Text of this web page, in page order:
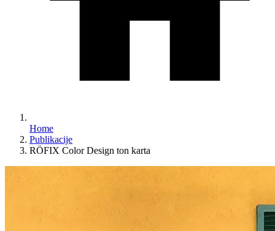
Home
Publikacije
RÖFIX Color Design ton karta